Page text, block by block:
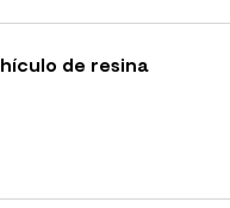
de resina